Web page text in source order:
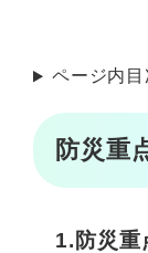
ページ内目
防災重
1.防災重